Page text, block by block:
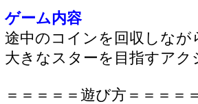
ゲーム内容
途中のコインを回収しなが
大きなスターを目指すア
＝＝＝＝＝遊び方＝＝＝＝